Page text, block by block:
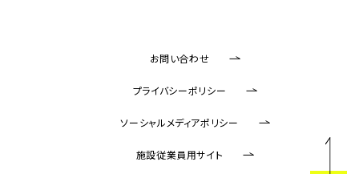
お問い合わせ
プライバシーポリシー
ソーシャルメディアポリシー
施設従業員用サイト